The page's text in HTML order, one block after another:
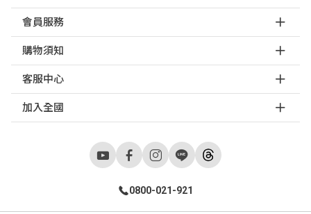
會員服務
購物須知
客服中心
加入全國
0800-021-921